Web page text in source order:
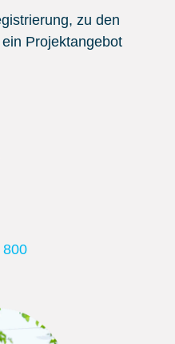
zu den
Projektangebot
800